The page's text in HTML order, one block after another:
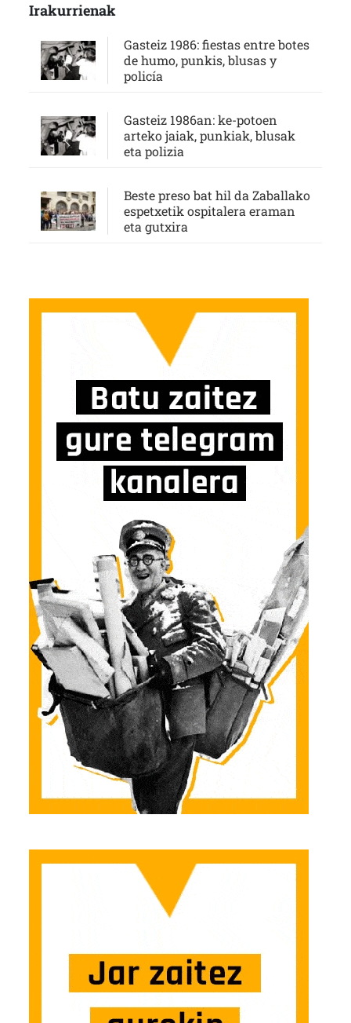
Irakurrienak
Gasteiz 1986: fiestas entre botes
de humo, punkis, blusas y
policía
Gasteiz 1986an: ke-potoen
arteko jaiak, punkiak, blusak
eta polizia
Beste preso bat hil da Zaballako
espetxetik ospitalera eraman
eta gutxira